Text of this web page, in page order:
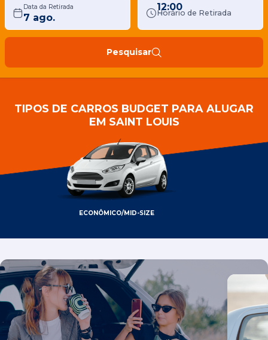
Data da Retirada
Horário de Retirada
12:00
Pesquisar
TIPOS DE CARROS BUDGET PARA ALUGAR
EM SAINT LOUIS
ECONÔMICO/MID-SIZE